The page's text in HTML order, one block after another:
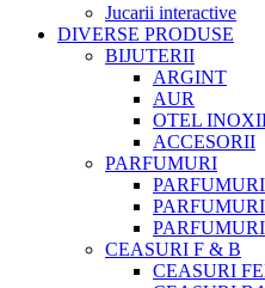
Jucarii interactive
DIVERSE PRODUSE
BIJUTERII
ARGINT
AUR
OTEL
ACCESORII
PARFUMURI
CEASURI F & B
CEASURI